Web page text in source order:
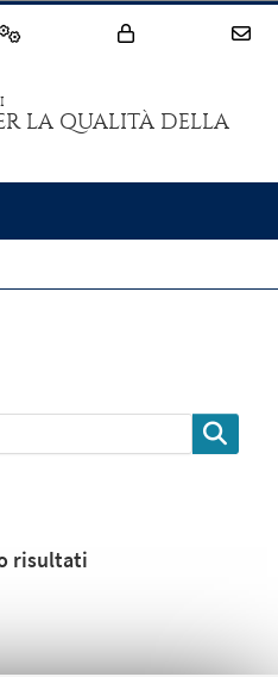
LA QUALITÀ DELLA
risultati